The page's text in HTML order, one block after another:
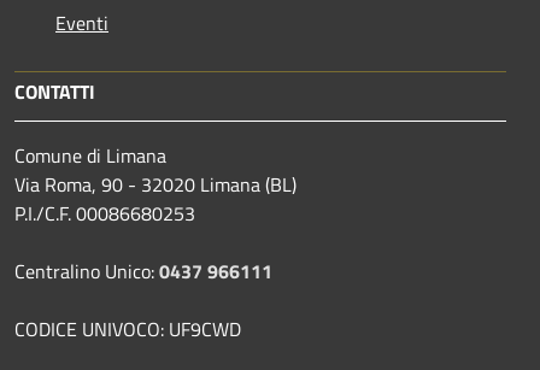
Eventi
CONTATTI
Comune di Limana
Via Roma, 90 - 32020 Limana (BL)
P.I./C.F. 00086680253
Centralino Unico:0437 966111
CODICE UNIVOCO: UF9CWD